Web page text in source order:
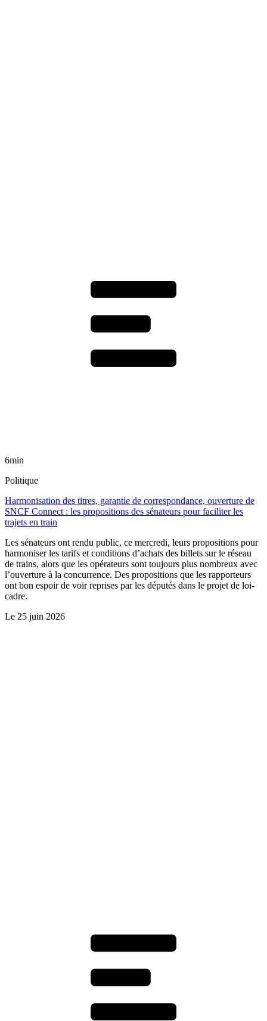
6min
Politique
Harmonisation des titres, garantie de correspondance, ouverture de
SNCF Connect : les propositions des sénateurs pour faciliter les
trajets en train
Les sénateurs ont rendu public, ce mercredi, leurs propositions pour
harmoniser les tarifs et conditions d’achats des billets sur le réseau
de trains, alors que les opérateurs sont toujours plus nombreux avec
l’ouverture à la concurrence. Des propositions que les rapporteurs
ont bon espoir de voir reprises par les députés dans le projet de loi-
cadre.
Le 25 juin 2026